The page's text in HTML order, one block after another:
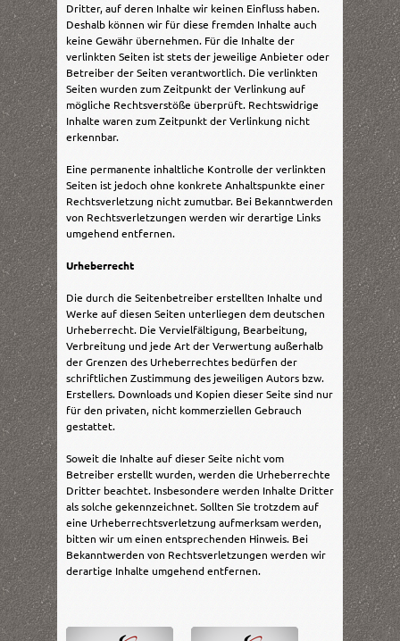
Dritter, auf deren Inhalte wir keinen Einfluss haben.
Deshalb können wir für diese fremden Inhalte auch
keine Gewähr übernehmen. Für die Inhalte der
verlinkten Seiten ist stets der jeweilige Anbieter oder
Betreiber der Seiten verantwortlich. Die verlinkten
Seiten wurden zum Zeitpunkt der Verlinkung auf
mögliche Rechtsverstöße überprüft. Rechtswidrige
Inhalte waren zum Zeitpunkt der Verlinkung nicht
erkennbar.
Eine permanente inhaltliche Kontrolle der verlinkten
Seiten ist jedoch ohne konkrete Anhaltspunkte einer
Rechtsverletzung nicht zumutbar. Bei Bekanntwerden
von Rechtsverletzungen werden wir derartige Links
umgehend entfernen.
Urheberrecht
Die durch die Seitenbetreiber erstellten Inhalte und
Werke auf diesen Seiten unterliegen dem deutschen
Urheberrecht. Die Vervielfältigung, Bearbeitung,
Verbreitung und jede Art der Verwertung außerhalb
der Grenzen des Urheberrechtes bedürfen der
schriftlichen Zustimmung des jeweiligen Autors bzw.
Erstellers. Downloads und Kopien dieser Seite sind nur
für den privaten, nicht kommerziellen Gebrauch
gestattet.
Soweit die Inhalte auf dieser Seite nicht vom
Betreiber erstellt wurden, werden die Urheberrechte
Dritter beachtet. Insbesondere werden Inhalte Dritter
als solche gekennzeichnet. Sollten Sie trotzdem auf
eine Urheberrechtsverletzung aufmerksam werden,
bitten wir um einen entsprechenden Hinweis. Bei
Bekanntwerden von Rechtsverletzungen werden wir
derartige Inhalte umgehend entfernen.